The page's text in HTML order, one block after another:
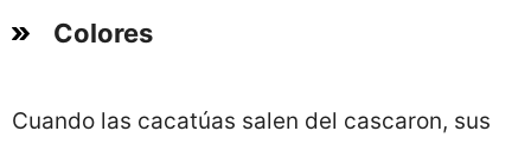
Colores
Cuando las cacatúas salen del cascaron, sus